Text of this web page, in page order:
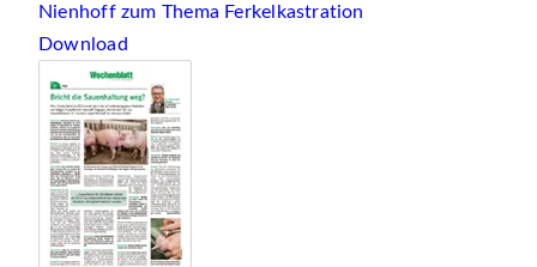
Nienhoff zum Thema Ferkelkastration
Download